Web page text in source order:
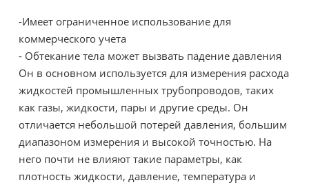
-Имеет ограниченное использование для
коммерческого учета
- Обтекание тела может вызвать падение давления
Он в основном используется для измерения расхода
жидкостей промышленных трубопроводов, таких
как газы, жидкости, пары и другие среды. Он
отличается небольшой потерей давления, большим
диапазоном измерения и высокой точностью. На
него почти не влияют такие параметры, как
плотность жидкости, давление, температура и